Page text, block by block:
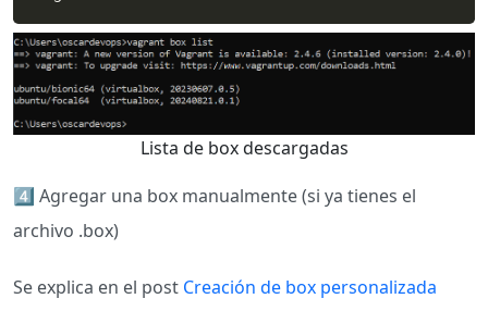
Lista de box descargadas
4️⃣​ Agregar una box manualmente (si ya tienes el
archivo .box)
Se explica en el post Creación de box personalizada